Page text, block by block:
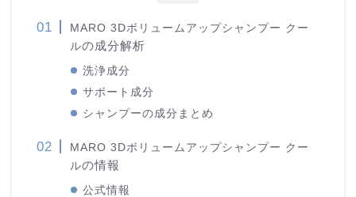
MARO 3Dボリュームアップシャンプー クー
ルの成分解析
洗浄成分
サポート成分
シャンプーの成分まとめ
MARO 3Dボリュームアップシャンプー クー
ルの情報
公式情報